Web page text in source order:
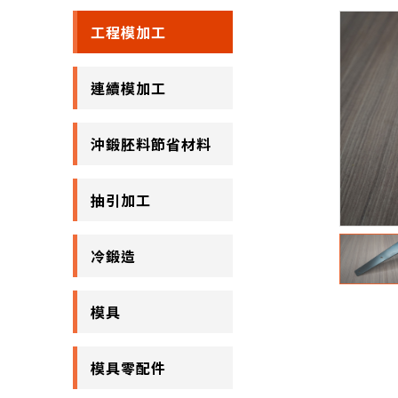
工程模加工
連續模加工
沖鍛胚料節省材料
抽引加工
冷鍛造
模具
模具零配件